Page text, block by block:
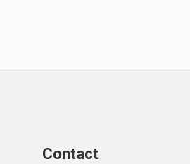
Contact